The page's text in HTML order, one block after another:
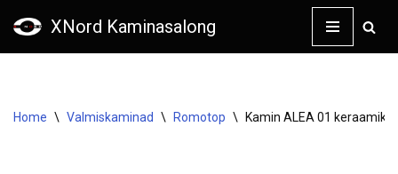
XNord Kaminasalong
Home \ Valmiskaminad \ Romotop \ Kamin ALEA 01 keraamika